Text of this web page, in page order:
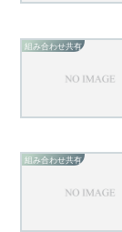
組み合わせ共有
組み合わせ共有